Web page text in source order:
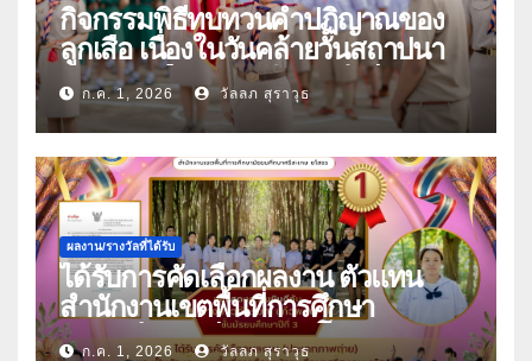
กิจกรรมพิธีทบทวนคำปฏิญาณของ
ลูกเสือ เนื่องในวันคล้ายวันสถาปนา
คณะลูกเสือแห่งชาติ ประจำปี 2569
ก.ค. 1, 2026 วัลลภ สุราวุธ
ผลงาน/รางวัลที่ได้รับ
ได้รับการคัดเลือกผลงาน ตัวแทน
สำนักงานเขตพื้นที่การศึกษา
มัธยมศึกษาศรีสะเกษ ยโสธร
ก.ค. 1, 2026 วัลลภ สุราวุธ